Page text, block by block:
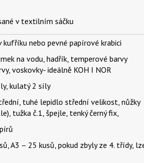
v textilním sáčku
kufříku nebo pevné papírové krabici
na vodu, hadřík, temperové barvy
voskovky- ideálně KOH I NOR
kulatý 2 síly
tuhé lepidlo střední velikost, nůžky
tužka č.1, špejle, tenký černý fix,
A3 – 25 kusů, pokud zbyly ze 4. třídy,